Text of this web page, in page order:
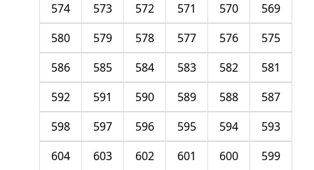
569
570
571
572
573
574
575
576
577
578
579
580
581
582
583
584
585
586
587
588
589
590
591
592
593
594
595
596
597
598
599
600
601
602
603
604